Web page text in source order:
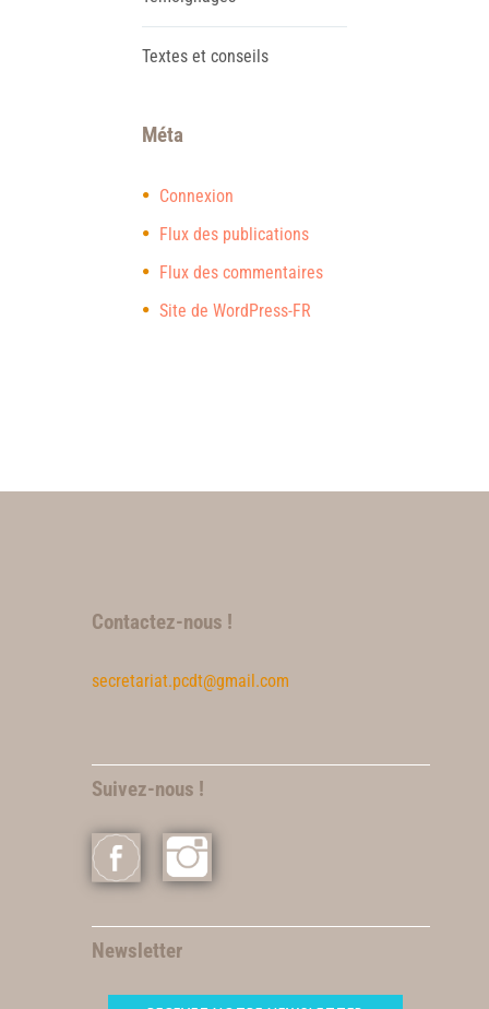
Textes et conseils
Méta
Connexion
Flux des publications
Flux des commentaires
Site de WordPress-FR
Contactez-nous !
secretariat.pcdt@gmail.com
Suivez-nous !
Newsletter